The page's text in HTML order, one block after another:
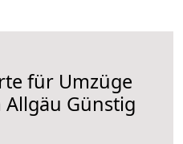
für Umzüge
Günstig